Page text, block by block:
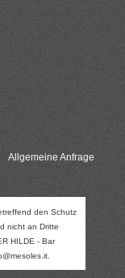
Allgemeine Anfrage